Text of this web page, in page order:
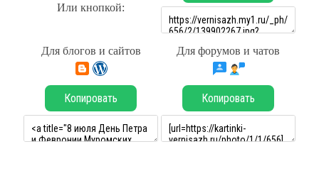
Или кнопкой:
Для блогов и сайтов Для форумов и чатов
Копировать Копировать